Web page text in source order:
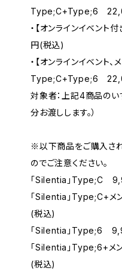
Type;C+Type;6
・【オンラインイベン
円(税込)
・【オンラインイベント
Type;C+Type;6
対象者：上記4商品のい
分お渡しします。）
※以下商品をご購入さ
のでご注意ください。
「Silentia」Type;C
「Silentia」Type;C+メ
(税込)
「Silentia」Type;6
「Silentia」Type;6+メ
(税込)